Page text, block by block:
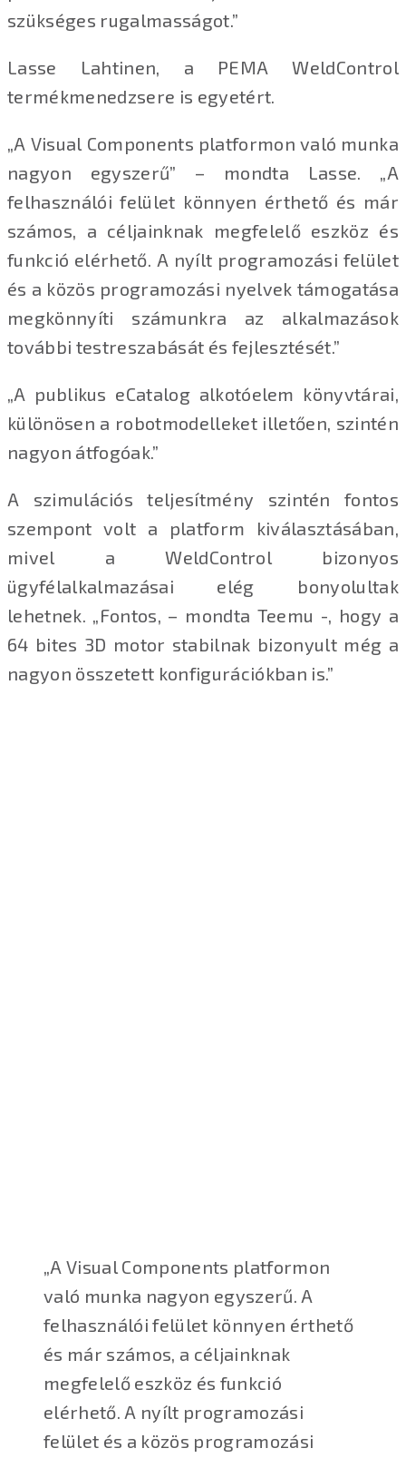
szükséges rugalmasságot.”
Lasse Lahtinen, a PEMA WeldControl
termékmenedzsere is egyetért.
„A Visual Components platformon való munka
nagyon egyszerű” – mondta Lasse. „A
felhasználói felület könnyen érthető és már
számos, a céljainknak megfelelő eszköz és
funkció elérhető. A nyílt programozási felület
és a közös programozási nyelvek támogatása
megkönnyíti számunkra az alkalmazások
további testreszabását és fejlesztését.”
„A publikus eCatalog alkotóelem könyvtárai,
különösen a robotmodelleket illetően, szintén
nagyon átfogóak.”
A szimulációs teljesítmény szintén fontos
szempont volt a platform kiválasztásában,
mivel a WeldControl bizonyos
ügyfélalkalmazásai elég bonyolultak
lehetnek. „Fontos, – mondta Teemu -, hogy a
64 bites 3D motor stabilnak bizonyult még a
nagyon összetett konfigurációkban is.”
„A Visual Components platformon
való munka nagyon egyszerű. A
felhasználói felület könnyen érthető
és már számos, a céljainknak
megfelelő eszköz és funkció
elérhető. A nyílt programozási
felület és a közös programozási